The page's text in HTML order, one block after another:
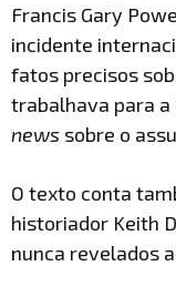
Francis Gary
incidente
fatos precisos
trabalhava para a
news sobre o
O texto conta
historiador Keith
nunca revelados